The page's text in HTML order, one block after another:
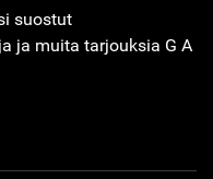
suostut
ja muita tarjouksia G A